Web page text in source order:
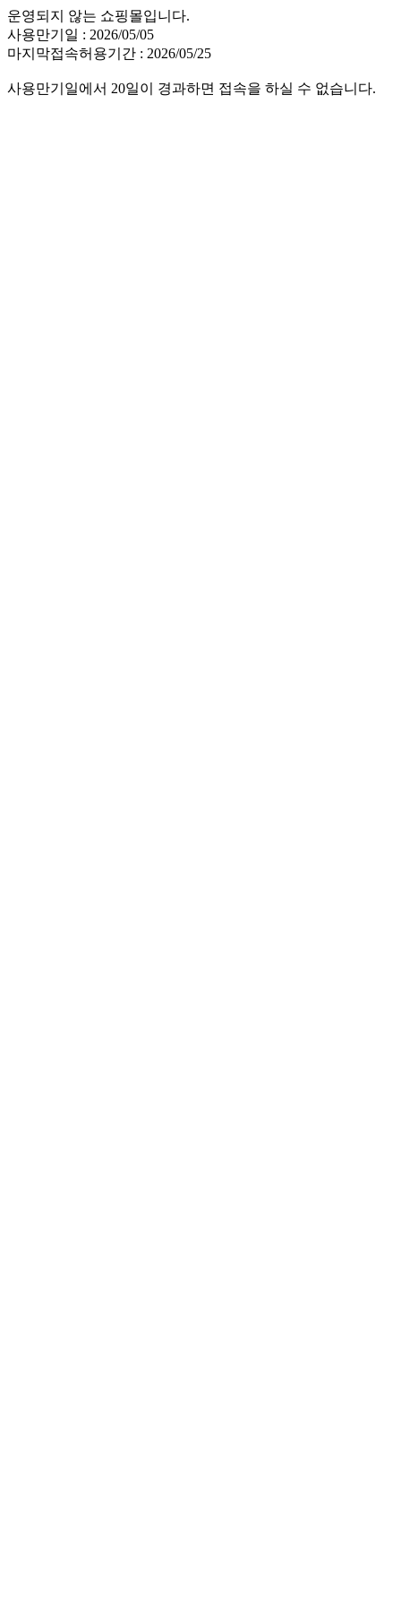
운영되지 않는 쇼핑몰입니다.
사용만기일 : 2026/05/05
마지막접속허용기간 : 2026/05/25
사용만기일에서 20일이 경과하면 접속을 하실 수 없습니다.